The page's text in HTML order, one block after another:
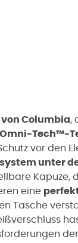
Columbia,
Omni-Tech™-
vor den
unter
Kapuze,
eine
Tasche